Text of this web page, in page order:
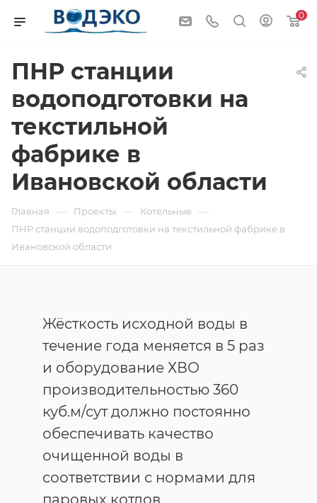
0
ПНР станции
водоподготовки на
текстильной
фабрике в
Ивановской области
Главная — Проекты — Котельные —
ПНР станции водоподготовки на текстильной фабрике в
Ивановской области
Жёсткость исходной воды в
течение года меняется в 5 раз
и оборудование ХВО
производительностью 360
куб.м/сут должно постоянно
обеспечивать качество
очищенной воды в
соответствии с нормами для
паровых котлов.